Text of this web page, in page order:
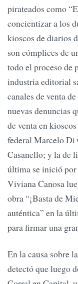
pirateados como
concientizar a los
kioscos de diarios
son cómplices de
todo el proceso de
industria editorial
canales de venta
nuevas denuncias
de venta en
federal Marcelo Di
Casanello; y la de
última se inició por
Viviana Canosa
obra “¡Basta de
auténtica” en la
para firmar una
En la causa sobre
detectó que luego